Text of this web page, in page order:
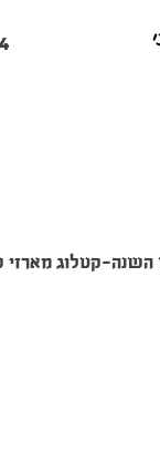
קטלוג מארזי